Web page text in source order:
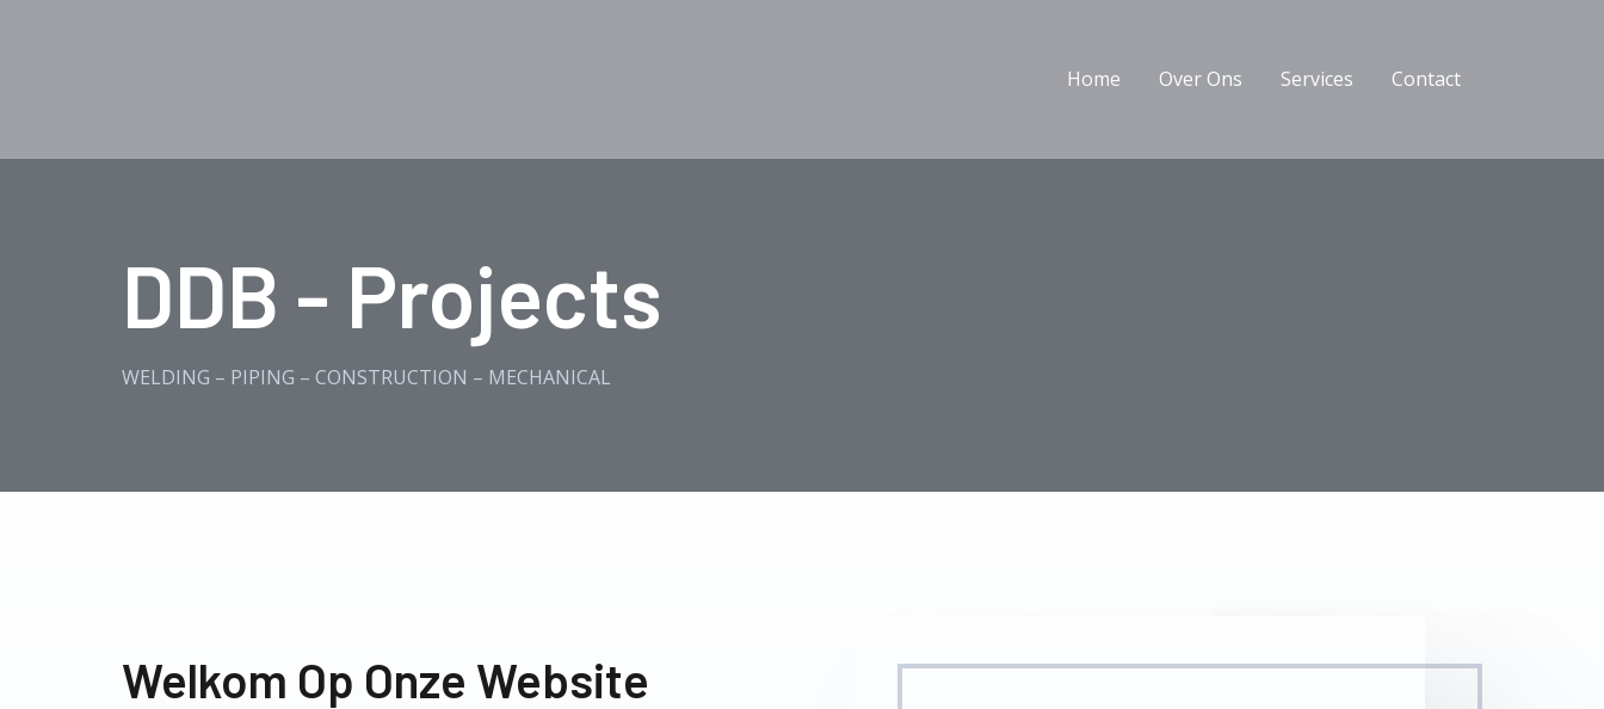
Home Over Ons Services Contact
DDB - Projects
WELDING – PIPING – CONSTRUCTION – MECHANICAL
Welkom Op Onze Website